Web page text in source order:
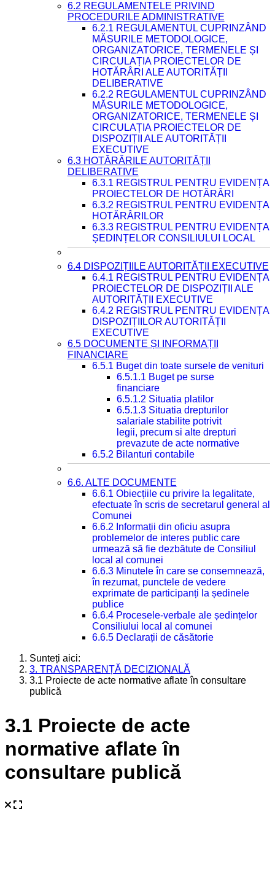
6.2 REGULAMENTELE PRIVIND
PROCEDURILE ADMINISTRATIVE
6.2.1 REGULAMENTUL CUPRINZÂND
MĂSURILE METODOLOGICE,
ORGANIZATORICE, TERMENELE ȘI
CIRCULAȚIA PROIECTELOR DE
HOTĂRÂRI ALE AUTORITĂȚII
DELIBERATIVE
6.2.2 REGULAMENTUL CUPRINZÂND
MĂSURILE METODOLOGICE,
ORGANIZATORICE, TERMENELE ȘI
CIRCULAȚIA PROIECTELOR DE
DISPOZIȚII ALE AUTORITĂȚII
EXECUTIVE
6.3 HOTĂRÂRILE AUTORITĂȚII
DELIBERATIVE
6.3.1 REGISTRUL PENTRU EVIDENȚA
PROIECTELOR DE HOTĂRÂRI
6.3.2 REGISTRUL PENTRU EVIDENȚA
HOTĂRÂRILOR
6.3.3 REGISTRUL PENTRU EVIDENȚA
ȘEDINȚELOR CONSILIULUI LOCAL
6.4 DISPOZIȚIILE AUTORITĂȚII EXECUTIVE
6.4.1 REGISTRUL PENTRU EVIDENȚA
PROIECTELOR DE DISPOZIȚII ALE
AUTORITĂȚII EXECUTIVE
6.4.2 REGISTRUL PENTRU EVIDENȚA
DISPOZIȚIILOR AUTORITĂȚII
EXECUTIVE
6.5 DOCUMENTE ȘI INFORMAȚII
FINANCIARE
6.5.1 Buget din toate sursele de venituri
6.5.1.1 Buget pe surse
financiare
6.5.1.2 Situatia platilor
6.5.1.3 Situatia drepturilor
salariale stabilite potrivit
legii, precum si alte drepturi
prevazute de acte normative
6.5.2 Bilanturi contabile
6.6. ALTE DOCUMENTE
6.6.1 Obiecțiile cu privire la legalitate,
efectuate în scris de secretarul general al
Comunei
6.6.2 Informații din oficiu asupra
problemelor de interes public care
urmează să fie dezbătute de Consiliul
local al comunei
6.6.3 Minutele în care se consemnează,
în rezumat, punctele de vedere
exprimate de participanți la ședinele
publice
6.6.4 Procesele-verbale ale ședințelor
Consiliului local al comunei
6.6.5 Declarații de căsătorie
Sunteți aici:
3. TRANSPARENȚĂ DECIZIONALĂ
3.1 Proiecte de acte normative aflate în consultare
publică
3.1 Proiecte de acte
normative aflate în
consultare publică